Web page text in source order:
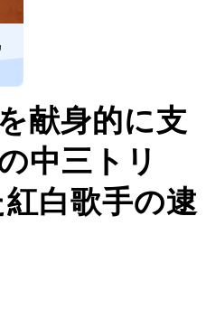
献身的に支
中三トリ
白歌手の逮